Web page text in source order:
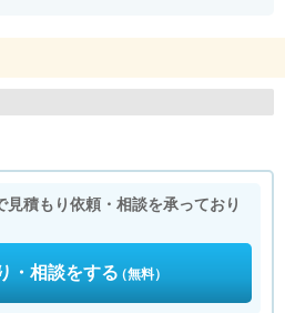
積もり依頼・相談を承っており
・相談をする（無料）